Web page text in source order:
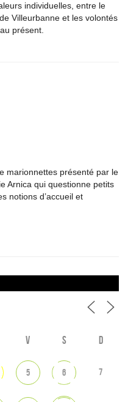
individuelles, entre le
Villeurbanne et les volontés
présent.
marionnettes présenté par le
Arnica qui questionne petits
notions d’accueil et
V S D
5 6 7